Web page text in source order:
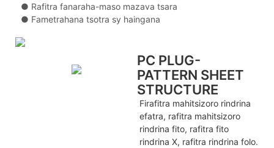
● Rafitra fanaraha-maso mazava tsara
● Fametrahana tsotra sy haingana
PC PLUG-
PATTERN SHEET
STRUCTURE
Firafitra mahitsizoro rindrina
efatra, rafitra mahitsizoro
rindrina fito, rafitra fito
rindrina X, rafitra rindrina folo.